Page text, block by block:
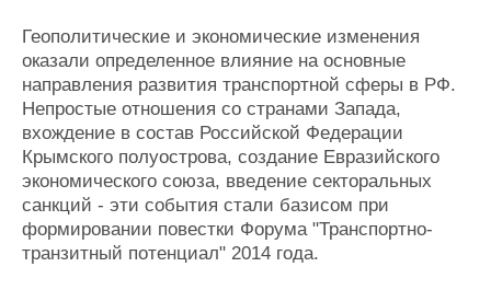
Геополитические и экономические изменения
оказали определенное влияние на основные
направления развития транспортной сферы в РФ.
Непростые отношения со странами Запада,
вхождение в состав Российской Федерации
Крымского полуострова, создание Евразийского
экономического союза, введение секторальных
санкций - эти события стали базисом при
формировании повестки Форума "Транспортно-
транзитный потенциал" 2014 года.